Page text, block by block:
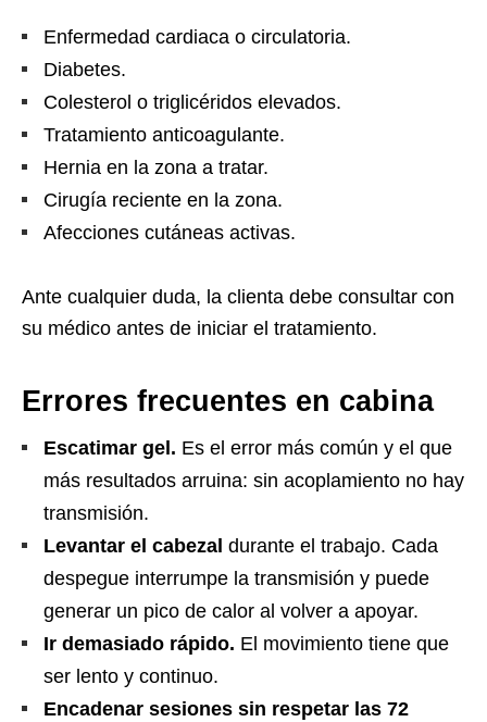
Enfermedad cardiaca o circulatoria.
Diabetes.
Colesterol o triglicéridos elevados.
Tratamiento anticoagulante.
Hernia en la zona a tratar.
Cirugía reciente en la zona.
Afecciones cutáneas activas.
Ante cualquier duda, la clienta debe consultar con
su médico antes de iniciar el tratamiento.
Errores frecuentes en cabina
Escatimar gel. Es el error más común y el que
más resultados arruina: sin acoplamiento no hay
transmisión.
Levantar el cabezal durante el trabajo. Cada
despegue interrumpe la transmisión y puede
generar un pico de calor al volver a apoyar.
Ir demasiado rápido. El movimiento tiene que
ser lento y continuo.
Encadenar sesiones sin respetar las 72